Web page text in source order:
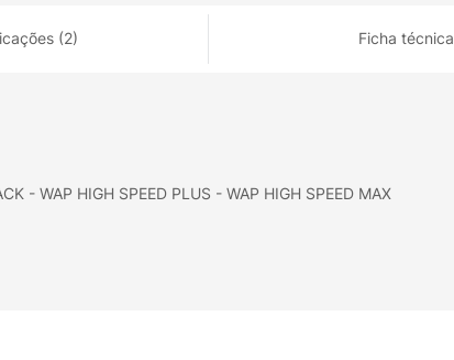
(2) Ficha técnica
- WAP HIGH SPEED PLUS - WAP HIGH SPEED MAX